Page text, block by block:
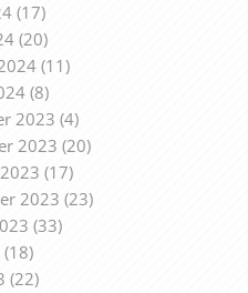
(17)
(20)
(11)
(8)
2023 (4)
2023 (20)
(17)
2023 (23)
(33)
(18)
(22)